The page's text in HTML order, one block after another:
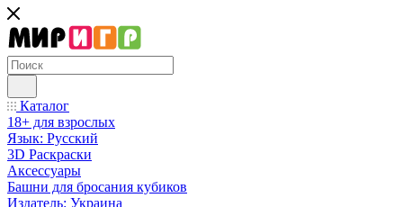
Каталог
18+ для взрослых
Язык: Русский
3D Раскраски
Аксессуары
Башни для бросания кубиков
Издатель: Украина